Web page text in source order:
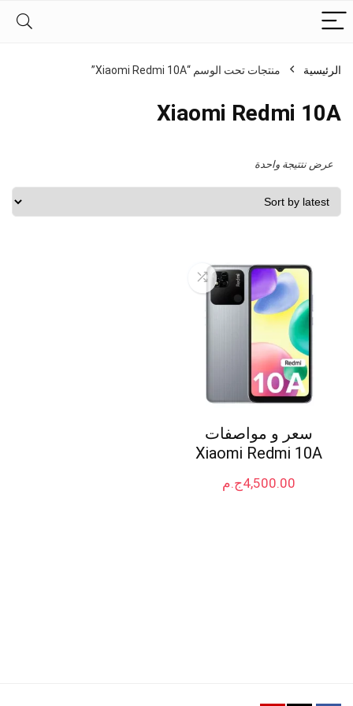
الرئيسية منتجات تحت الوسم “Xiaomi Redmi 10A”
Xiaomi Redmi 10A
عرض نتتيجة واحدة
سعر و مواصفات
Xiaomi Redmi 10A
ج.م4,500.00